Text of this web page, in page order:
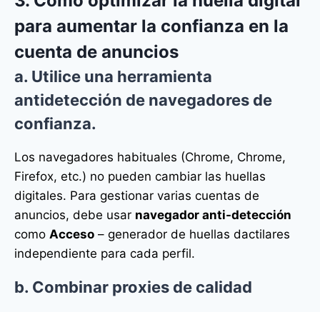
para aumentar la confianza en la
cuenta de anuncios
a. Utilice una herramienta
antidetección de navegadores de
confianza.
Los navegadores habituales (Chrome, Chrome,
Firefox, etc.) no pueden cambiar las huellas
digitales. Para gestionar varias cuentas de
anuncios, debe usar navegador anti-detección
como Acceso – generador de huellas dactilares
independiente para cada perfil.
b. Combinar proxies de calidad